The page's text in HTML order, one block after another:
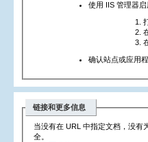
使用 IIS 管理器启
确认站点或应用
链接和更多信息
当没有在 URL 中指定文档，没有
全。